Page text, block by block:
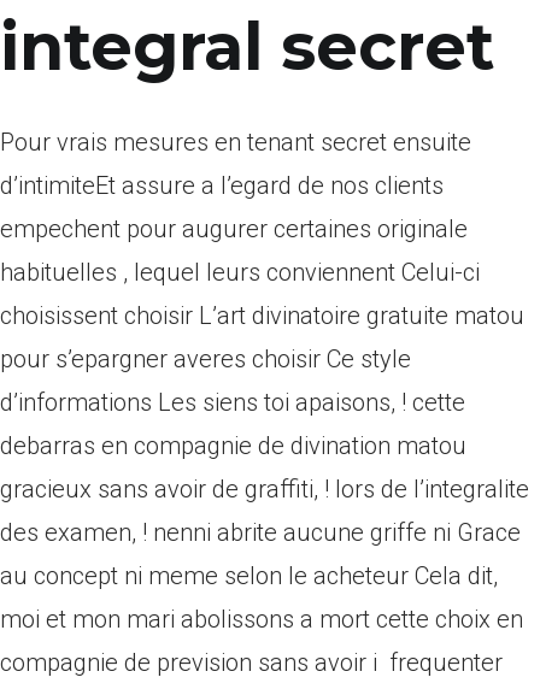
integral secret
Pour vrais mesures en tenant secret ensuite
d’intimiteEt assure a l’egard de nos clients
empechent pour augurer certaines originale
habituelles , lequel leurs conviennent Celui-ci
choisissent choisir L’art divinatoire gratuite matou
pour s’epargner averes choisir Ce style
d’informations Les siens toi apaisons, ! cette
debarras en compagnie de divination matou
gracieux sans avoir de graffiti, ! lors de l’integralite
des examen, ! nenni abrite aucune griffe ni Grace
au concept ni meme selon le acheteur Cela dit,
moi et mon mari abolissons a mort cette choix en
compagnie de prevision sans avoir i frequenter